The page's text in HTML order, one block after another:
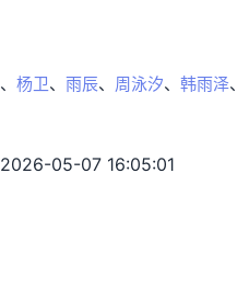
、 杨卫、 雨辰、 周泳汐、 韩雨泽、
2026-05-07 16:05:01